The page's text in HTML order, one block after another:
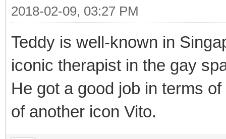
2018-02-09, 03:27 PM
Teddy is well-known in
iconic therapist in the gay
He got a good job in terms
of another icon Vito.